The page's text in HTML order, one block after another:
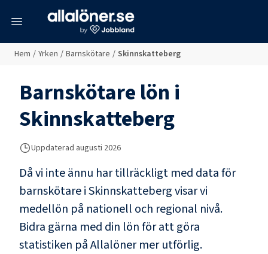
Hem / Yrken / Barnskötare / Skinnskatteberg
Barnskötarelön i
Skinnskatteberg
Uppdaterad augusti 2026
Då vi inte ännu har tillräckligt med data för
barnskötareiSkinnskattebergvisar vi
medellön på nationell och regional nivå.
Bidra gärna med din lön för att göra
statistiken på Allalöner mer utförlig.